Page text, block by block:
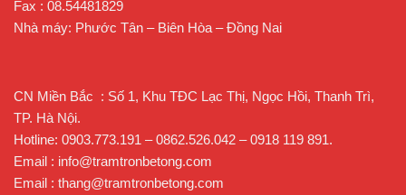
Fax : 08.54481829
Nhà máy: Phước Tân – Biên Hòa – Đồng Nai
CN Miền Bắc : Số 1, Khu TĐC Lạc Thị, Ngọc Hồi, Thanh Trì,
TP. Hà Nội.
Hotline: 0903.773.191 – 0862.526.042 – 0918 119 891.
Email : info@tramtronbetong.com
Email : thang@tramtronbetong.com